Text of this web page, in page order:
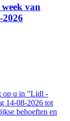
van
op u in "Lidl -
14-08-2026 tot
behoeften en